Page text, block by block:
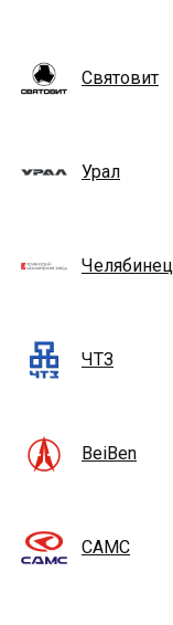
Святовит
Урал
Челябинец
ЧТЗ
BeiBen
CAMC